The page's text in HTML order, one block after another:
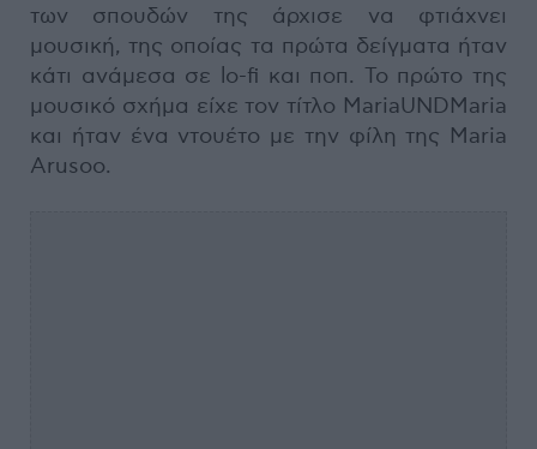
των σπουδών της άρχισε να φτιάχνει
μουσική, της οποίας τα πρώτα δείγματα ήταν
κάτι ανάμεσα σε lo-fi και ποπ. Το πρώτο της
μουσικό σχήμα είχε τον τίτλο MariaUNDMaria
και ήταν ένα ντουέτο με την φίλη της Maria
Arusoo.